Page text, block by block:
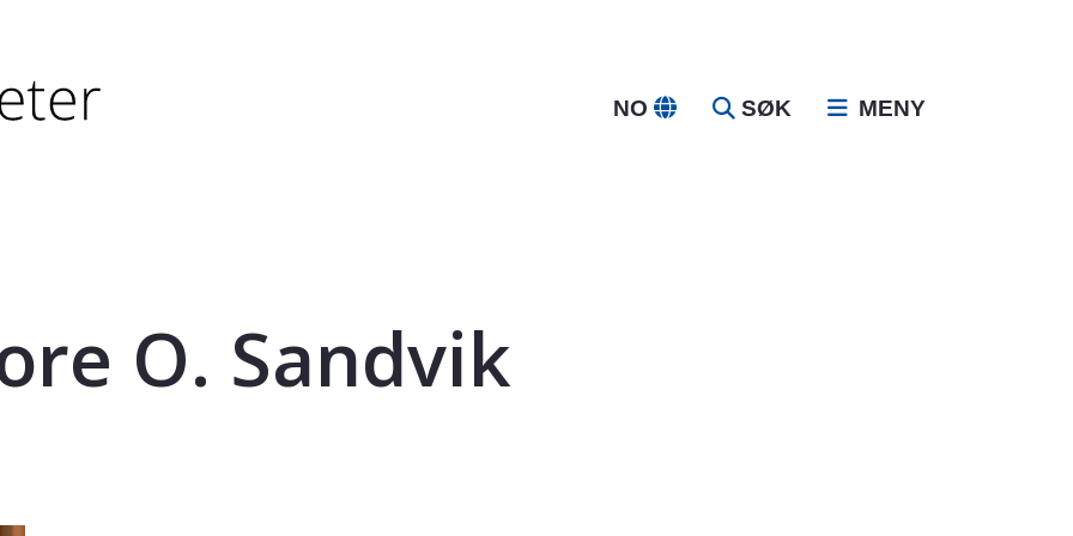
eller - (minus) for å forminske.
eller - (minus) for å forminske.
NO SØK MENY
O. Sandvik